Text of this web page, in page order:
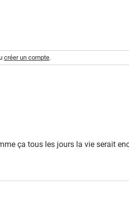
créer un compte.
ça tous les jours la vie serait